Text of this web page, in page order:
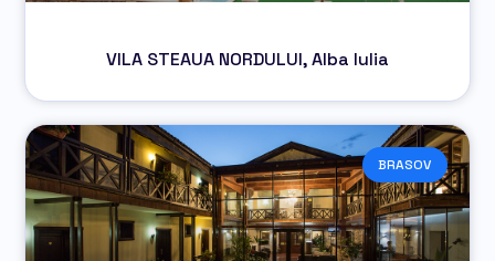
VILA STEAUA NORDULUI, Alba Iulia
BRASOV